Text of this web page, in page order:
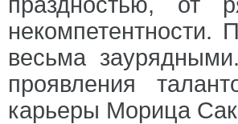
весьма
проявления
карьеры Морица